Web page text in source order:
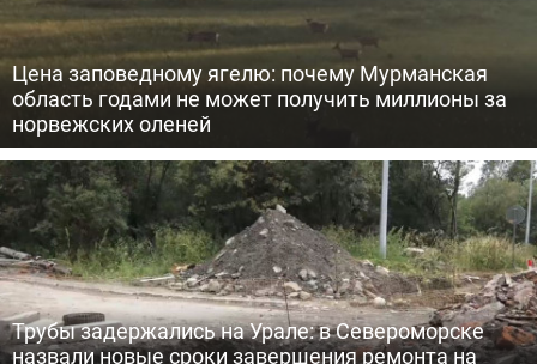
Цена заповедному ягелю: почему Мурманская
область годами не может получить миллионы за
норвежских оленей
Трубы задержались на Урале: в Североморске
назвали новые сроки завершения ремонта на